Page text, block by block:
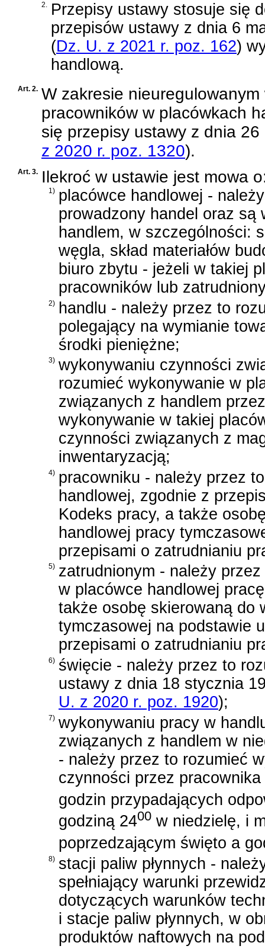
2. Przepisy ustawy stosuje się
przepisów ustawy z dnia 6
(Dz. U. z 2021 r. poz. 162)
handlową.
Art. 2. W zakresie
pracowników w placówkach
się przepisy ustawy z dnia
z 2020 r. poz. 1320).
Art. 3. Ilekroć w ustawie jest mowa
1) placówce handlowej -
prowadzony handel oraz
handlem, w szczególności:
węgla, skład materiałów
biuro zbytu - jeżeli w takiej
pracowników lub
2)
handlu - należy przez to
polegający na wymianie
środki pieniężne;
3) wykonywaniu czynności
rozumieć wykonywanie w
związanych z handlem
wykonywanie w takiej
czynności związanych z
inwentaryzacją;
4) pracowniku - należy przez
handlowej, zgodnie z
Kodeks pracy, a także
handlowej pracy
przepisami o zatrudnianiu
5) zatrudnionym - należy
w placówce handlowej
także osobę skierowaną do
tymczasowej na podstawie
przepisami o zatrudnianiu
6) święcie - należy przez to
ustawy z dnia 18 stycznia
U. z 2020 r. poz. 1920);
7) wykonywaniu pracy w
związanych z handlem w
- należy przez to rozumieć
czynności przez
godzin przypadających
godziną 2400 w niedzielę, i
poprzedzającym święto a
8) stacji paliw płynnych -
spełniający warunki
dotyczących warunków
i stacje paliw płynnych, w
produktów naftowych na